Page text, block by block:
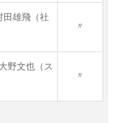
田雄飛（社
〃
野文也（ス
〃